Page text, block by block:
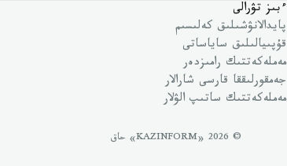
ءبىز تۋرالى
پايدالانۋشىلىق كەلىسىم
قۇپىيالىلىق ساياساتى
مەملەكەتتىك رامىزدەر
جەمقورلىققا قارسى شارالار
مەملەكەتتىك ساتىپ الۋلار
© 2026 «KAZINFORM» حاق